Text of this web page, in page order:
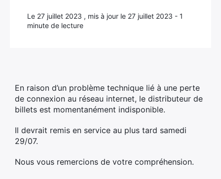
Le 27 juillet 2023 , mis à jour le 27 juillet 2023 - 1
minute de lecture
En raison d’un problème technique lié à une perte
de connexion au réseau internet, le distributeur de
billets est momentanément indisponible.
Il devrait remis en service au plus tard samedi
29/07.
Nous vous remercions de votre compréhension.